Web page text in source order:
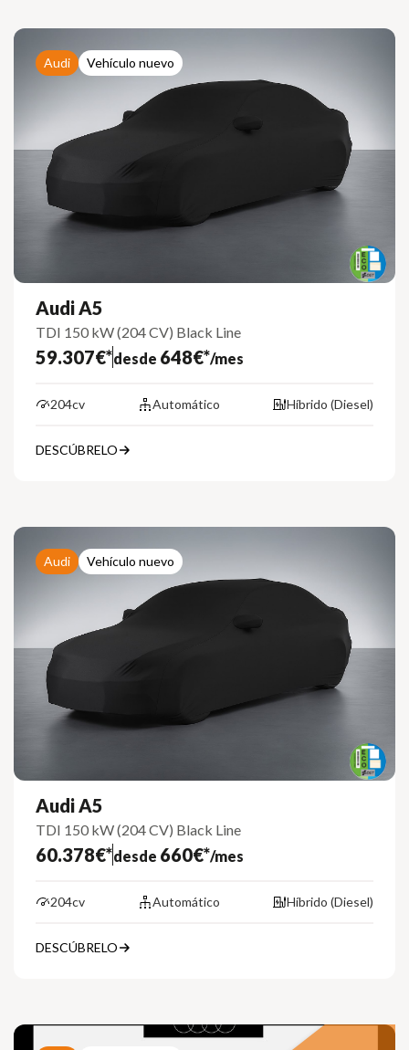
Audi Vehículo nuevo
Audi A5
TDI 150 kW (204 CV) Black Line
59.307€*desde 648€*/mes
204cv Automático Híbrido (Diesel)
DESCÚBRELO
Audi Vehículo nuevo
Audi A5
TDI 150 kW (204 CV) Black Line
60.378€*desde 660€*/mes
204cv Automático Híbrido (Diesel)
DESCÚBRELO